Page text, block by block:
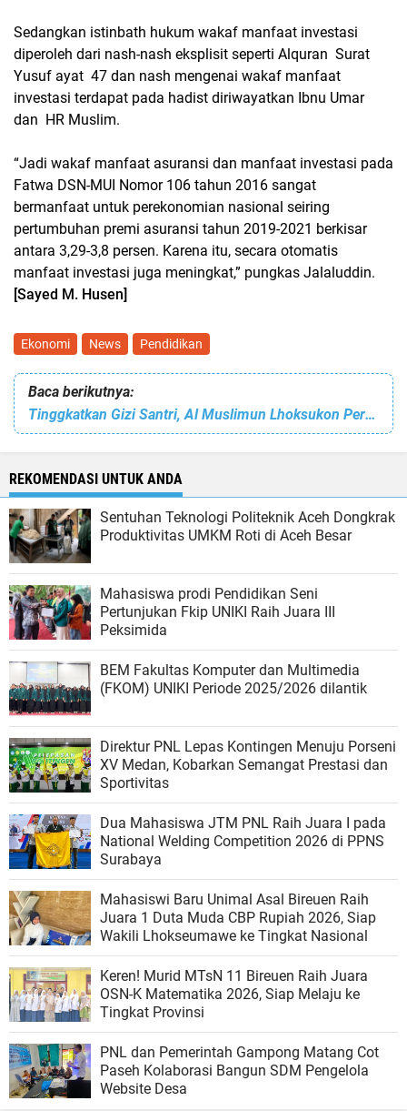
Sedangkan istinbath hukum wakaf manfaat investasi
diperoleh dari nash-nash eksplisit seperti Alquran Surat
Yusuf ayat 47 dan nash mengenai wakaf manfaat
investasi terdapat pada hadist diriwayatkan Ibnu Umar
dan HR Muslim.
“Jadi wakaf manfaat asuransi dan manfaat investasi pada
Fatwa DSN-MUI Nomor 106 tahun 2016 sangat
bermanfaat untuk perekonomian nasional seiring
pertumbuhan premi asuransi tahun 2019-2021 berkisar
antara 3,29-3,8 persen. Karena itu, secara otomatis
manfaat investasi juga meningkat,” pungkas Jalaluddin.
[Sayed M. Husen]
Ekonomi News Pendidikan
Baca berikutnya:
Tinggkatkan Gizi Santri, Al Muslimun Lhoksukon Perbarui Menu Dapur
REKOMENDASI UNTUK ANDA
Sentuhan Teknologi Politeknik Aceh Dongkrak
Produktivitas UMKM Roti di Aceh Besar
Mahasiswa prodi Pendidikan Seni
Pertunjukan Fkip UNIKI Raih Juara III
Peksimida
BEM Fakultas Komputer dan Multimedia
(FKOM) UNIKI Periode 2025/2026 dilantik
Direktur PNL Lepas Kontingen Menuju Porseni
XV Medan, Kobarkan Semangat Prestasi dan
Sportivitas
Dua Mahasiswa JTM PNL Raih Juara I pada
National Welding Competition 2026 di PPNS
Surabaya
Mahasiswi Baru Unimal Asal Bireuen Raih
Juara 1 Duta Muda CBP Rupiah 2026, Siap
Wakili Lhokseumawe ke Tingkat Nasional
Keren! Murid MTsN 11 Bireuen Raih Juara
OSN-K Matematika 2026, Siap Melaju ke
Tingkat Provinsi
PNL dan Pemerintah Gampong Matang Cot
Paseh Kolaborasi Bangun SDM Pengelola
Website Desa